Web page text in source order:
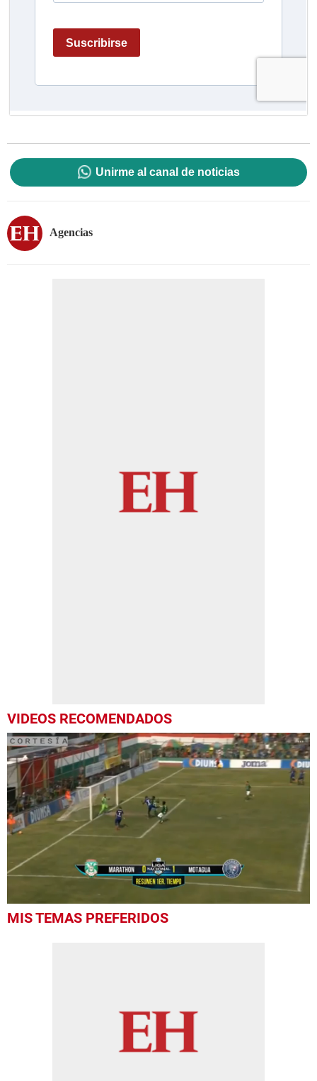
Unirme al canal de noticias
Agencias
VIDEOS RECOMENDADOS
of
MIS TEMAS PREFERIDOS